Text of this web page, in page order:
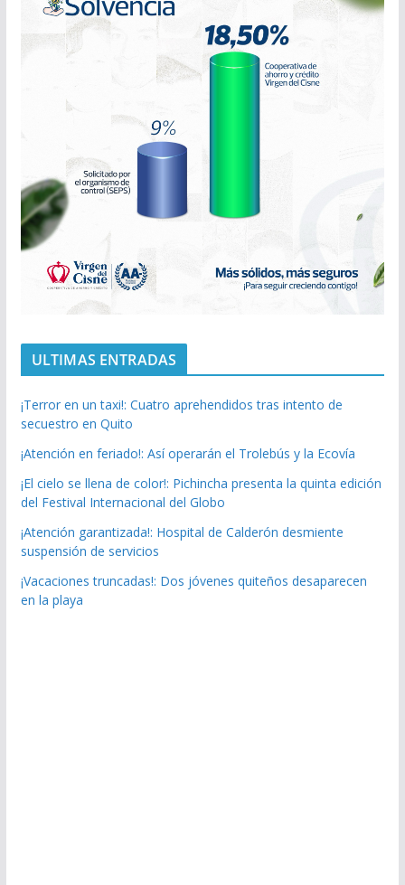
ULTIMAS ENTRADAS
¡Terror en un taxi!: Cuatro aprehendidos tras intento de
secuestro en Quito
¡Atención en feriado!: Así operarán el Trolebús y la Ecovía
¡El cielo se llena de color!: Pichincha presenta la quinta edición
del Festival Internacional del Globo
¡Atención garantizada!: Hospital de Calderón desmiente
suspensión de servicios
¡Vacaciones truncadas!: Dos jóvenes quiteños desaparecen
en la playa